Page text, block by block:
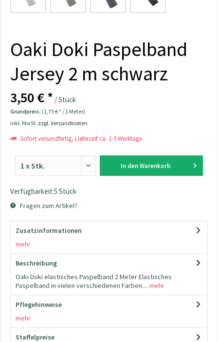
Oaki Doki Paspelband
Jersey 2 m schwarz
3,50 € * / Stück
Grundpreis: (1,75 € * / 1 Meter)
inkl. MwSt. zzgl. Versandkosten
Sofort versandfertig, Lieferzeit ca. 1-3 Werktage
In den Warenkorb
Verfügbarkeit:5 Stück
Fragen zum Artikel?
Zusatzinformationen
mehr
Beschreibung
Oaki Doki elastisches Paspelband 2 Meter Elastisches
Paspelband in vielen verschiedenen Farben.... mehr
Pflegehinweise
mehr
Staffelpreise